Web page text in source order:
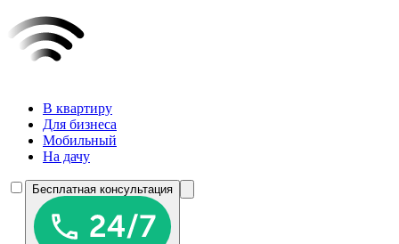
В квартиру
Для бизнеса
Мобильный
На дачу
Бесплатная консультация